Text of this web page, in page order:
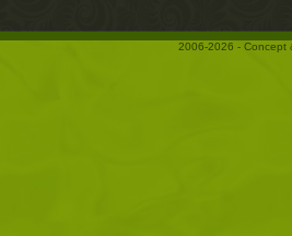
2006-2026 - Concept